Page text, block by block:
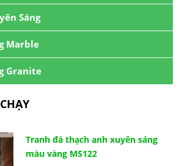
Sáng
Marble
Granite
Tranh đá thạch anh xuyên sáng
màu vàng MS122